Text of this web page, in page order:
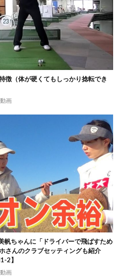
徴（体が硬くてもしっかり捻転でき
画
帆ちゃんに「ドライバーで飛ばすため
さんのクラブセッティングも紹介
2】
画